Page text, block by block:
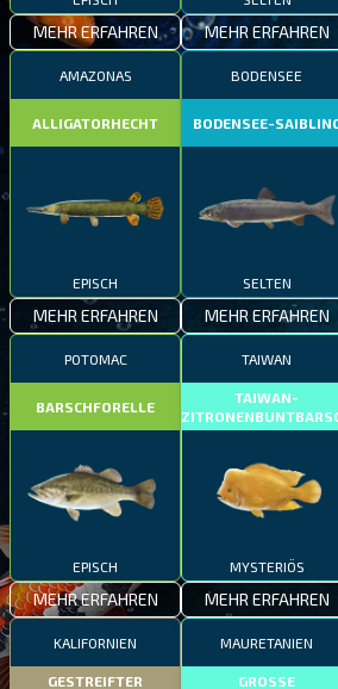
MEHR ERFAHREN MEHR ERFAHREN
AMAZONAS
ALLIGATORHECHT
EPISCH
MEHR ERFAHREN
BODENSEE
BODENSEE-
SELTEN
MEHR ERFAHREN
POTOMAC
BARSCHFORELLE
EPISCH
MEHR ERFAHREN
TAIWAN
TAIWAN-
MYSTERIÖS
MEHR ERFAHREN
KALIFORNIEN
GESTREIFTER
MAURETANIEN
GROSSE